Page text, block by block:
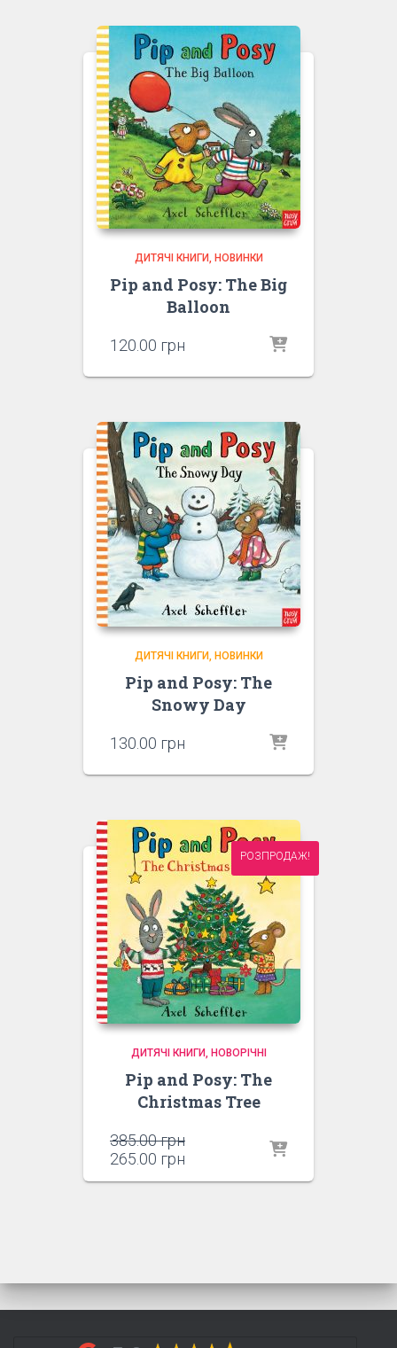
ДИТЯЧІ КНИГИ НОВИНКИ
Pip and Posy: The Big
Balloon
120.00 грн
ДИТЯЧІ КНИГИ НОВИНКИ
Pip and Posy: The
Snowy Day
130.00 грн
РОЗПРОДАЖ!
ДИТЯЧІ КНИГИ НОВОРІЧНІ
Pip and Posy: The
Christmas Tree
385.00грнОригінальна
265.00 грн